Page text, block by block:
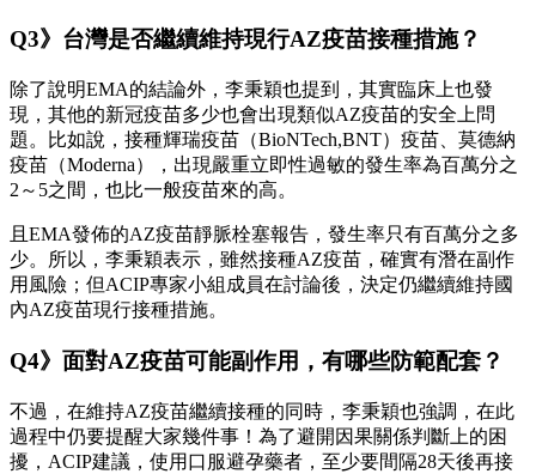
Q3》台灣是否繼續維持現行AZ疫苗接種措施？
除了說明EMA的結論外，李秉穎也提到，其實臨床上也發
現，其他的新冠疫苗多少也會出現類似AZ疫苗的安全上問
題。比如說，接種輝瑞疫苗（BioNTech,BNT）疫苗、莫德納
疫苗（Moderna），出現嚴重立即性過敏的發生率為百萬分之
2～5之間，也比一般疫苗來的高。
且EMA發佈的AZ疫苗靜脈栓塞報告，發生率只有百萬分之多
少。所以，李秉穎表示，雖然接種AZ疫苗，確實有潛在副作
用風險；但ACIP專家小組成員在討論後，決定仍繼續維持國
內AZ疫苗現行接種措施。
Q4》面對AZ疫苗可能副作用，有哪些防範配套？
不過，在維持AZ疫苗繼續接種的同時，李秉穎也強調，在此
過程中仍要提醒大家幾件事！為了避開因果關係判斷上的困
擾，ACIP建議，使用口服避孕藥者，至少要間隔28天後再接